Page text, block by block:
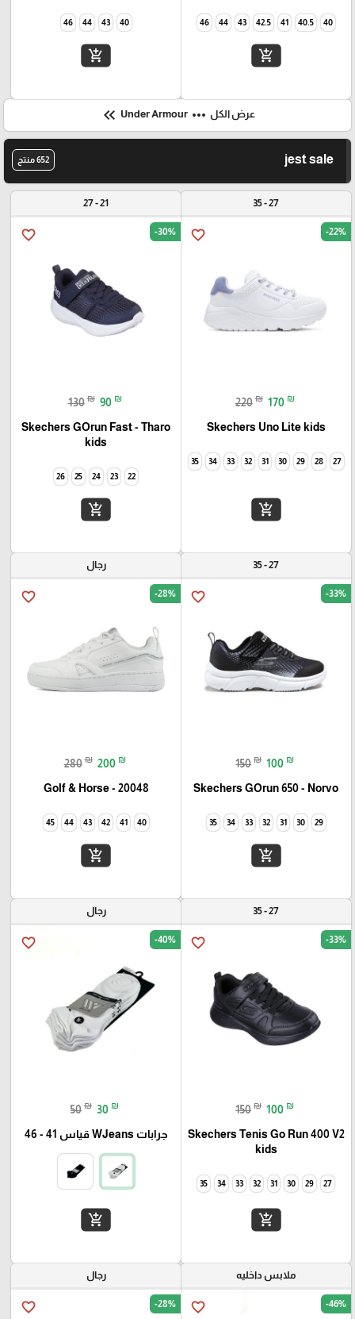
40
40.5
41
42.5
43
44
46
add_shopping_cart
40
43
44
46
add_shopping_cart
عرض الكل more_horiz
keyboard_double_arrow_left
jest sale 652 منتج
27 - 35
favorite_border -22%
220 ₪ 170 ₪
Skechers Uno Lite kids
27
28
29
30
31
32
33
34
35
add_shopping_cart
21 - 27
favorite_border -30%
130 ₪ 90 ₪
Skechers GOrun Fast - Tharo
kids
22
23
24
25
26
add_shopping_cart
27 - 35
favorite_border -33%
150 ₪ 100 ₪
Skechers GOrun 650 - Norvo
29
30
31
32
33
34
35
add_shopping_cart
رجال
favorite_border -28%
280 ₪ 200 ₪
Golf & Horse - 20048
40
41
42
43
44
45
add_shopping_cart
27 - 35
favorite_border -33%
150 ₪ 100 ₪
Skechers Tenis Go Run 400 V2
kids
27
29
30
31
32
33
34
35
add_shopping_cart
رجال
favorite_border -40%
50 ₪ 30 ₪
جرابات WJeans قياس 41 - 46
add_shopping_cart
ملابس داخليه
favorite_border -46%
رجال
favorite_border -28%